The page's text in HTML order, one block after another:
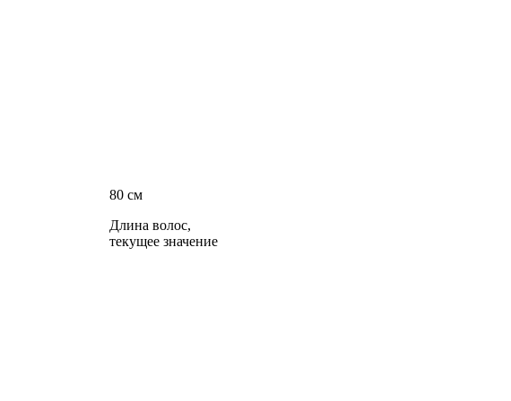
80 см
Длина волос,
текущее значение